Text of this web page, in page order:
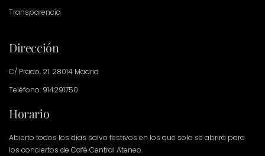
Transparencia
Dirección
C/ Prado, 21. 28014 Madrid
Teléfono: 914291750
Horario
Abierto todos los días salvo festivos en los que solo se abrirá para
los conciertos de Café Central Ateneo.